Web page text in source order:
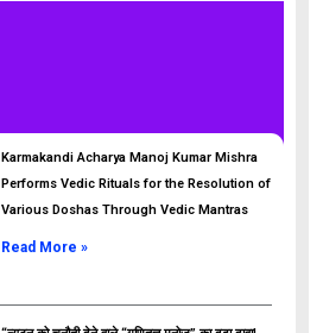
Karmakandi Acharya Manoj Kumar Mishra
Performs Vedic Rituals for the Resolution of
Various Doshas Through Vedic Mantras
Read More »